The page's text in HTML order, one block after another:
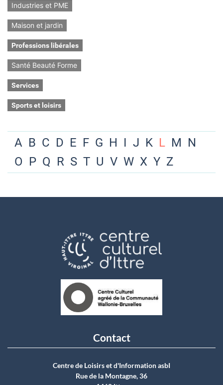
Industries et PME
Maison et jardin
Professions libérales
Santé Beauté Forme
Services
Sports et loisirs
A B C D E F G H I J K L M N
O P Q R S T U V W X Y Z
Contact
Centre de Loisirs et d'Information asbI
Rue de la Montagne, 36